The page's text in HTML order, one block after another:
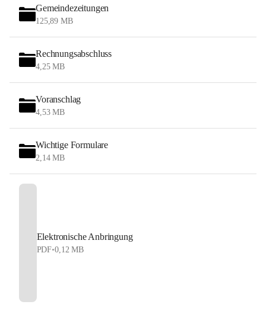
Gemeindezeitungen
125,89 MB
Rechnungsabschluss
4,25 MB
Voranschlag
4,53 MB
Wichtige Formulare
2,14 MB
Elektronische Anbringung
PDF•0,12 MB